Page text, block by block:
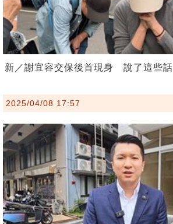
新／謝宜容交保後首現身 說了這些話
2025/04/08 17:57